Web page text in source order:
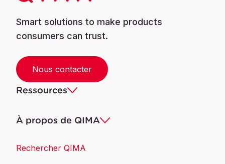
Smart solutions to make products
consumers can trust.
Nous contacter
Ressources
À propos de QIMA
Rechercher QIMA